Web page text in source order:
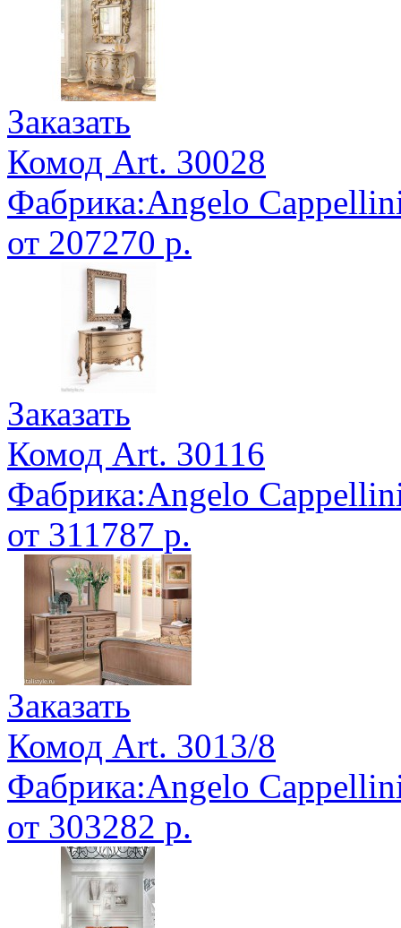
Заказать
Комод Art. 30028
Фабрика:Angelo
от 207270 р.
Заказать
Комод Art. 30116
Фабрика:Angelo
от 311787 р.
Заказать
Комод Art. 3013/8
Фабрика:Angelo
от 303282 р.